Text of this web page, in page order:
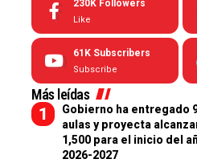
230K Followers
Like
61K Subscribers
Subscribe
Más leídas
Gobierno ha entregado
aulas y proyecta
1,500 para el inicio del
2026-2027